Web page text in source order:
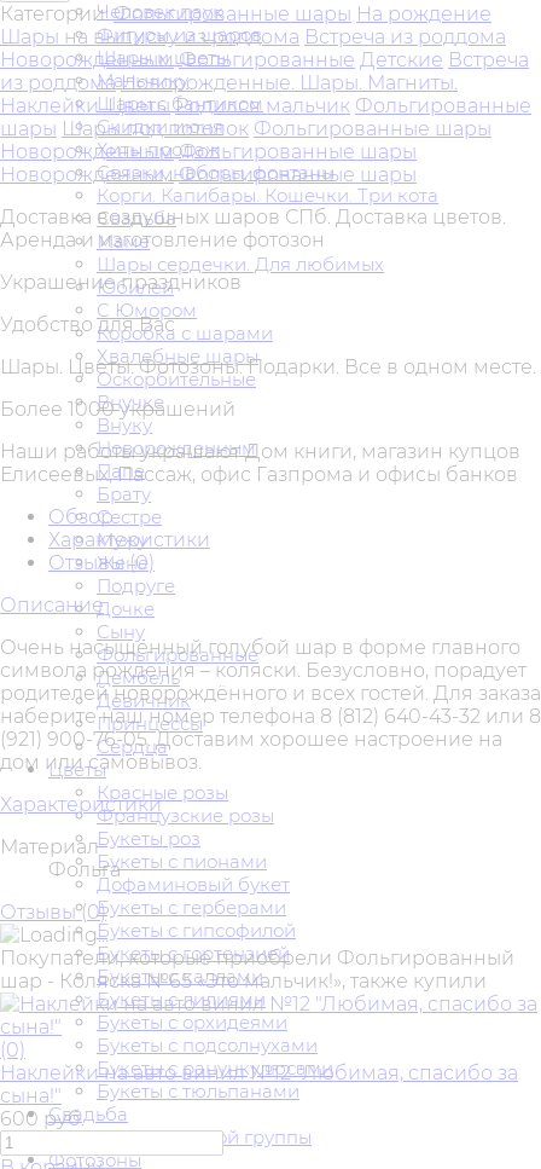
Человек паук
Фигуры из шаров
Шары и цветы
Мальчику
Шары с бантиком
Скидки июня
Хиты продаж
Связки, наборы, фонтаны
Корги. Капибары. Кошечки. Три кота
Свадьба
Маме
Шары сердечки. Для любимых
Юбилей
С Юмором
Коробка с шарами
Хвалебные шары
Оскорбительные
Внучке
Внуку
Новорожденным
Папе
Брату
Сестре
Мужу
Жене
Подруге
Дочке
Сыну
Фольгированные
Дембель
Девичник
Принцессы
Сердца
Цветы
Красные розы
Французские розы
Букеты роз
Букеты с пионами
Дофаминовый букет
Букеты с герберами
Букеты с гипсофилой
Букеты с гортензией
Букеты с каллами
Букеты с лилиями
Букеты с орхидеями
Букеты с подсолнухами
Букеты с ранункулюсами
Букеты с тюльпанами
Свадьба
Украшение входной группы
Фотозоны
Категории:Фольгированные шары На рождение
Шары на выписку из роддома Встреча из роддома
Новорожденным Фольгированные Детские Встреча
из роддома Новорожденные. Шары. Магниты.
Наклейки. Цветы Родился мальчик Фольгированные
шары Шары под потолок Фольгированные шары
Новорожденным Фольгированные шары
Новорожденным Фольгированные шары
Доставка воздушных шаров СПб. Доставка цветов.
Аренда и изготовление фотозон
Украшение праздников
Удобство для Вас
Шары. Цветы. Фотозоны. Подарки. Все в одном месте.
Более 1000 украшений
Наши работы украшают Дом книги, магазин купцов
Елисеевых, Пассаж, офис Газпрома и офисы банков
Обзор
Характеристики
Отзывы (0)
Описание
Очень насыщенный голубой шар в форме главного
символа рождения – коляски. Безусловно, порадует
родителей новорождённого и всех гостей. Для заказа
наберите наш номер телефона 8 (812) 640-43-32 или 8
(921) 900-76-05. Доставим хорошее настроение на
дом или самовывоз.
Характеристики
Материал
Фольга
Отзывы (0)
Покупатели, которые приобрели Фольгированный
шар - Коляска №65 «Это мальчик!», также купили
(0)
Наклейки на авто винил №12 "Любимая, спасибо за
сына!"
600 руб.